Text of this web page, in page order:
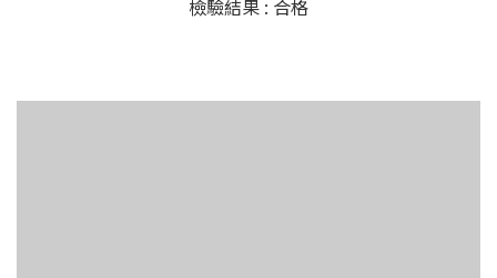
檢驗結果 : 合格